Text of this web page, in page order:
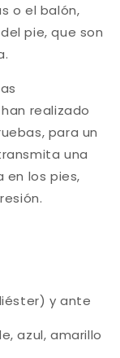
o el balón,
pie, que son
realizado
para un
una
en los pies,
y ante
azul, amarillo